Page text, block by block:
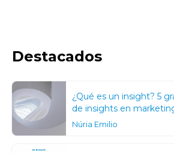
Destacados
¿Qué es un insight? 5
de insights en
Núria Emilio